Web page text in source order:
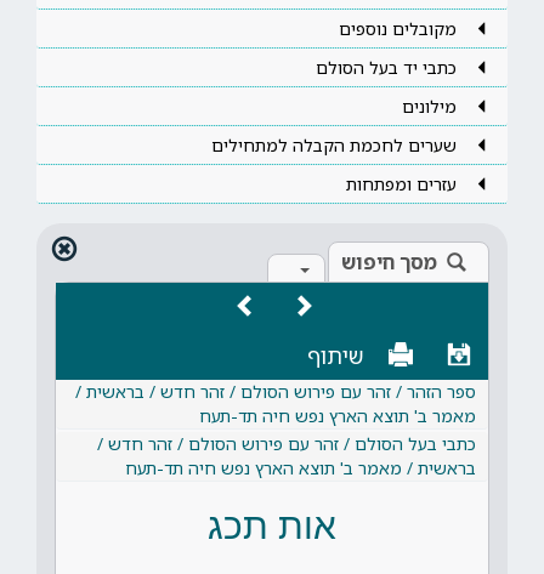
מקובלים נוספים
כתבי יד בעל הסולם
מילונים
שערים לחכמת הקבלה למתחילים
עזרים ומפתחות
מסך חיפוש
שיתוף
ספר הזהר / זהר עם פירוש הסולם / זהר חדש / בראשית /
מאמר ב' תוצא הארץ נפש חיה תד-תעח
כתבי בעל הסולם / זהר עם פירוש הסולם / זהר חדש /
בראשית / מאמר ב' תוצא הארץ נפש חיה תד-תעח
אות תכג